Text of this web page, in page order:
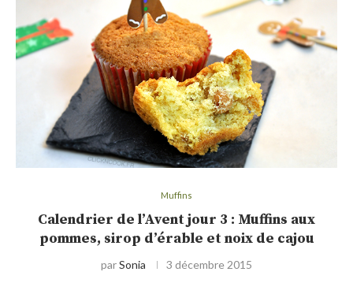
Muffins
Calendrier de l’Avent jour 3 : Muffins aux
pommes, sirop d’érable et noix de cajou
parSonia 3 décembre 2015